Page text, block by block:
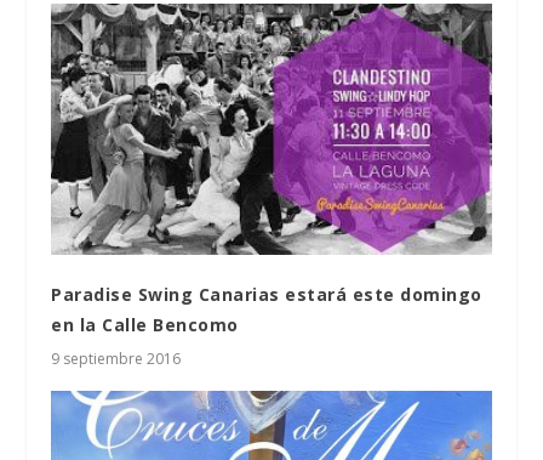
Paradise Swing Canarias estará este domingo
en la Calle Bencomo
9 septiembre 2016